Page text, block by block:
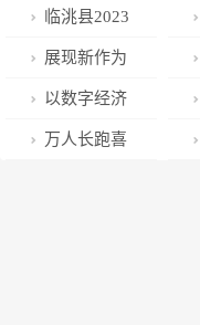
临洮县2023
年春运今日启
动
展现新作为
续写新时代地
方人大工作新
以数字经济
赋能“双减”！
万人长跑喜